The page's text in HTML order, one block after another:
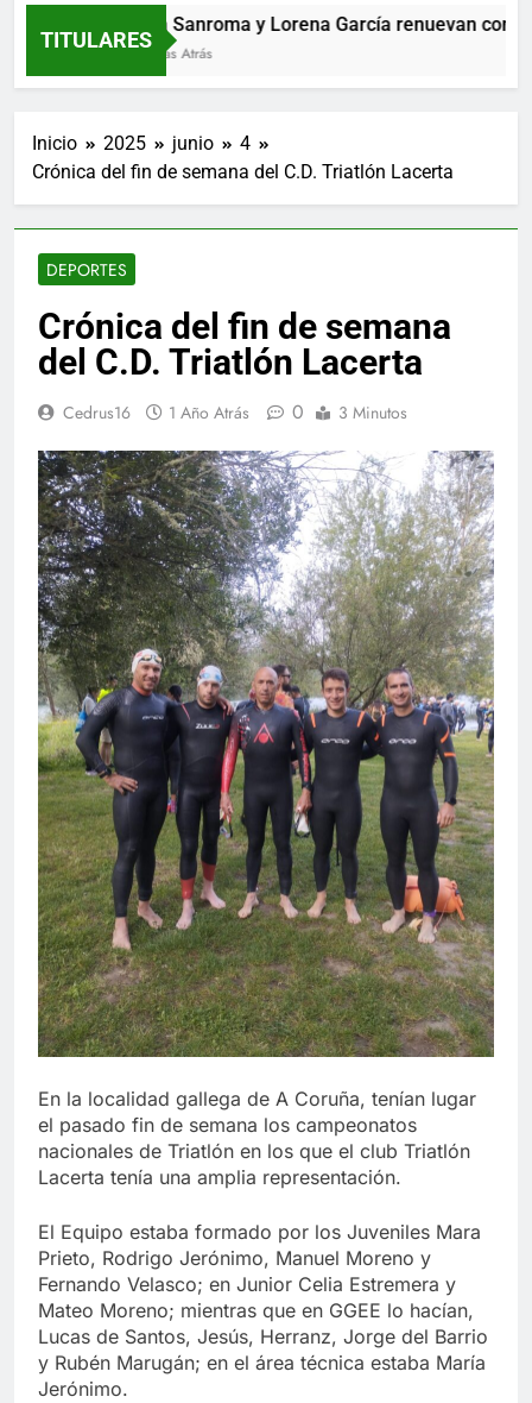
TITULARES
María Sanroma y Lorena García renuevan con El
10 Horas Atrás
Inicio 2025 junio
4
Crónica del fin de semana del C.D. Triatlón Lacerta
DEPORTES
Crónica del fin de semana
del C.D. Triatlón Lacerta
Cedrus16 1 Año Atrás 0 3 Minutos
En la localidad gallega de A Coruña, tenían lugar
el pasado fin de semana los campeonatos
nacionales de Triatlón en los que el club Triatlón
Lacerta tenía una amplia representación.
El Equipo estaba formado por los Juveniles Mara
Prieto, Rodrigo Jerónimo, Manuel Moreno y
Fernando Velasco; en Junior Celia Estremera y
Mateo Moreno; mientras que en GGEE lo hacían,
Lucas de Santos, Jesús, Herranz, Jorge del Barrio
y Rubén Marugán; en el área técnica estaba María
Jerónimo.